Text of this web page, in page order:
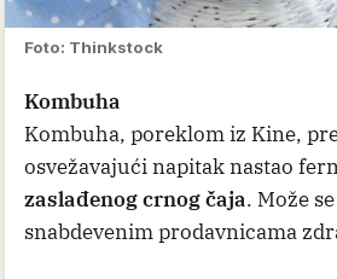
Foto: Thinkstock
Kombuha
Kombuha, poreklom iz Kine,
osvežavajući napitak nastao
zaslađenog crnog čaja. Može
snabdevenim prodavnicama